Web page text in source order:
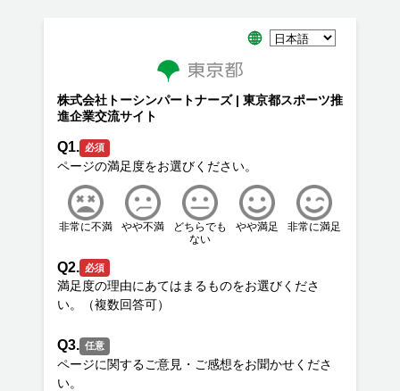
株式会社トーシンパートナーズ | 東京都スポーツ推
進企業交流サイト
Q1. 必須
非常に不満 やや不満
どちらでも
ない
やや満足 非常に満足
Q2. 必須
満足度の理由にあてはまるものをお選びくださ
Q3. 任意
ページに関するご意見・ご感想をお聞かせくださ
い。